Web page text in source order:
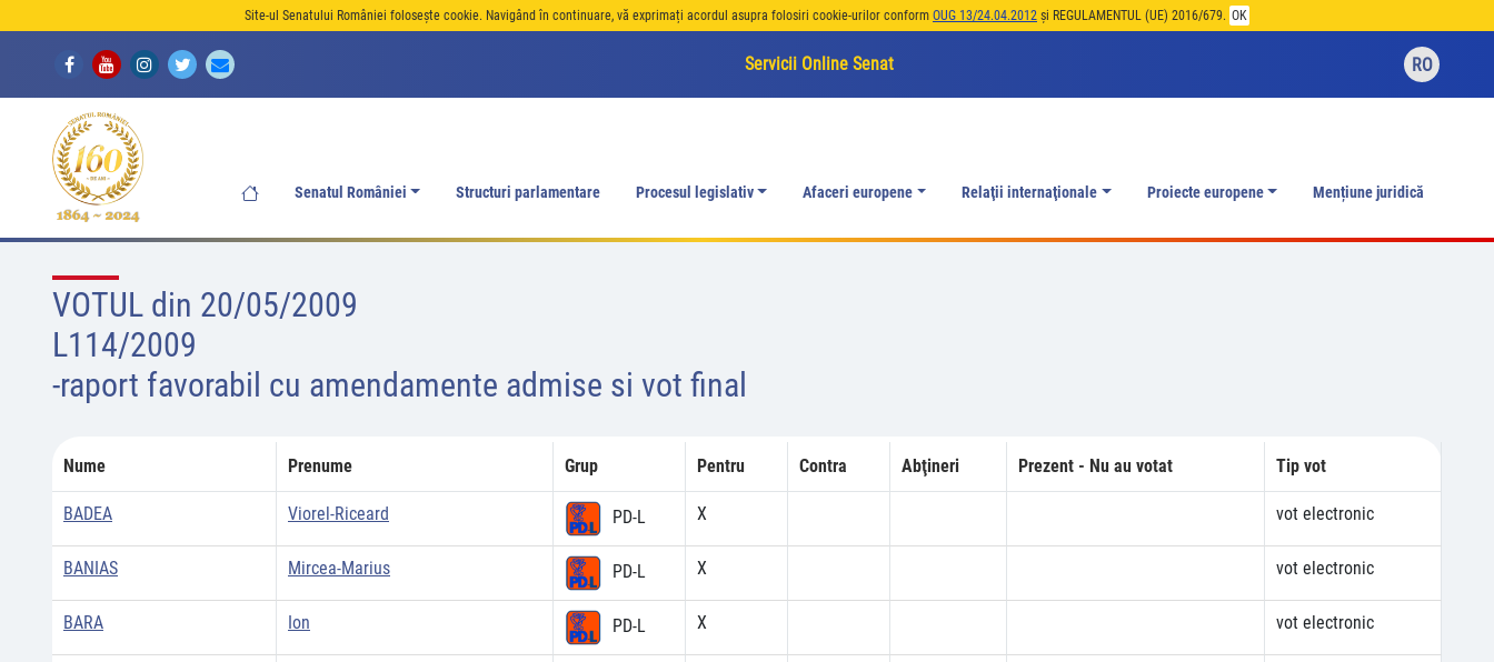
Site-ul Senatului României folosește cookie. Navigând în continuare, vă exprimați acordul asupra folosiri cookie-urilor conform OUG 13/24.04.2012 și REGULAMENTUL (UE) 2016/679. OK
Servicii Online Senat RO
Senatul României Structuri parlamentare Procesul legislativ Afaceri europene Relaţii internaţionale Proiecte europene Mențiune juridică
VOTUL din 20/05/2009
L114/2009
-raport favorabil cu amendamente admise si vot final
Nume Prenume Grup Pentru Contra Abţineri Prezent - Nu au votat Tip vot
BADEA Viorel-Riceard PD-L X vot electronic
BANIAS Mircea-Marius PD-L X vot electronic
BARA Ion PD-L X vot electronic